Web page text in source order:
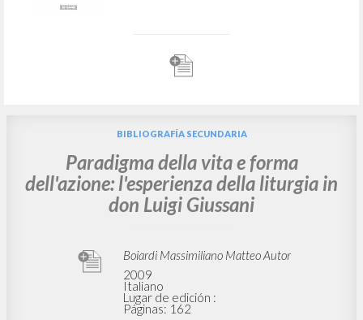
BIBLIOGRAFÍA SECUNDARIA
Paradigma della vita e forma
dell'azione: l'esperienza della liturgia in
don Luigi Giussani
Boiardi Massimiliano Matteo Autor
2009
Italiano
Lugar de edición :
Páginas: 162